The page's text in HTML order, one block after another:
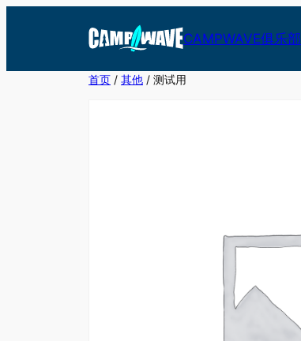
CAMPWAVE俱乐部
首页 / 其他 / 测试用